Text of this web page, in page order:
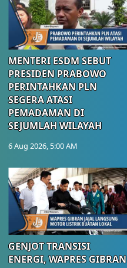
MENTERI ESDM SEBUT
PRESIDEN PRABOWO
PERINTAHKAN PLN
SEGERA ATASI
PEMADAMAN DI
SEJUMLAH WILAYAH
6 Aug 2026, 5:00 AM
GENJOT TRANSISI
ENERGI, WAPRES GIBRAN